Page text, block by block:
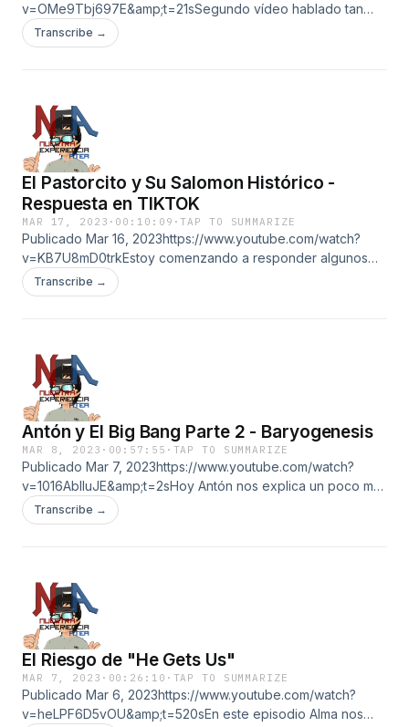
v=OMe9Tbj697E&amp;t=21sSegundo vídeo hablado tan
rápido como pude para tratar de hacerlo en el tiempo
mínimo y aún asi me salió en 10 minutos.
Transcribe →
El Pastorcito y Su Salomon Histórico -
Respuesta en TIKTOK
MAR 17, 2023 · 00:10:09 ·TAP TO SUMMARIZE
Publicado Mar 16, 2023https://www.youtube.com/watch?
v=KB7U8mD0trkEstoy comenzando a responder algunos
temas interesantes en tiktok, alguien me pidió que viera
esto, hablé lo más rápido que puede proque qeuría
una buena idea subirlo a youtube.
Transcribe →
Antón y El Big Bang Parte 2 - Baryogenesis
MAR 8, 2023 · 00:57:55 · TAP TO SUMMARIZE
Publicado Mar 7, 2023https://www.youtube.com/watch?
v=1016AblIuJE&amp;t=2sHoy Antón nos explica un poco más
sobre el Big Bang y la confusión que muchos tienen sobre
él, siguendo la continuación de este primer episodio al
Transcribe →
El Riesgo de "He Gets Us"
MAR 7, 2023 · 00:26:10 · TAP TO SUMMARIZE
Publicado Mar 6, 2023https://www.youtube.com/watch?
v=heLPF6D5vOU&amp;t=520sEn este episodio Alma nos